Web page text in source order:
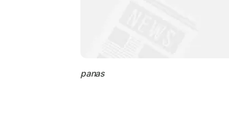
panas